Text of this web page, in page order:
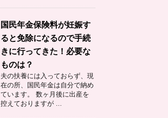
国民年金保険料が妊娠す
ると免除になるので手続
きに行ってきた！必要な
ものは？
夫の扶養には入っておらず、現
在の所、国民年金は自分で納め
ています。 数ヶ月後に出産を
控えておりますが ...